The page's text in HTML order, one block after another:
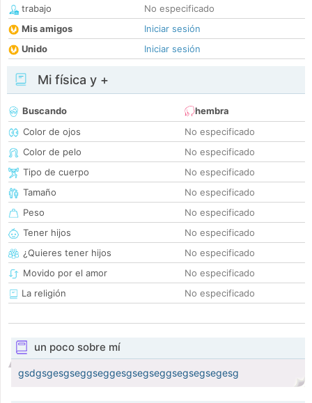
trabajo
No especificado
Mis amigos
Iniciar sesión
Unido
Iniciar sesión
Mi física y +
Buscando
hembra
Color de ojos
No especificado
Color de pelo
No especificado
Tipo de cuerpo
No especificado
Tamaño
No especificado
Peso
No especificado
Tener hijos
No especificado
¿Quieres tener hijos
No especificado
Movido por el amor
No especificado
La religión
No especificado
un poco sobre mí
gsdgsgesgseggseggesgsegseggsegsegsegesg